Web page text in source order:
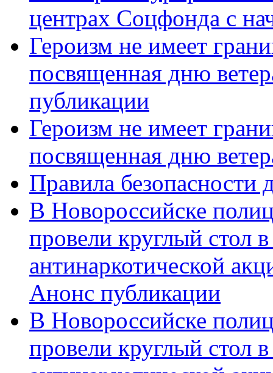
центрах Соцфонда с
Героизм не имеет
посвященная дню
публикации
Героизм не имеет
посвященная дню
Правила безопасности
В Новороссийске
провели круглый стол
антинаркотической
Анонс публикации
В Новороссийске
провели круглый стол